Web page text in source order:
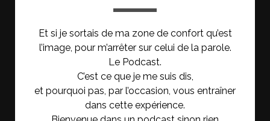
Et si je sortais de ma zone de confort qu’est
l’image, pour m’arrêter sur celui de la parole.
Le Podcast.
C’est ce que je me suis dis,
et pourquoi pas, par l’occasion, vous entraîner
dans cette expérience.